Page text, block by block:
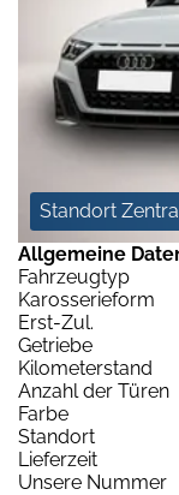
Standort
Allgemeine
Fahrzeugtyp
Karosserieform
Erst-Zul.
Getriebe
Kilometerstand
Anzahl der Türen
Farbe
Standort
Lieferzeit
Unsere Nummer